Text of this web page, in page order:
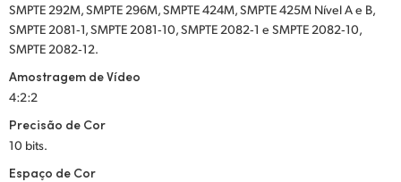
SMPTE 292M, SMPTE 296M, SMPTE 424M, SMPTE 425M Nível A e B,
SMPTE 2081‑1, SMPTE 2081‑10, SMPTE 2082‑1 e SMPTE 2082‑10,
SMPTE 2082‑12.
Amostragem de Vídeo
4:2:2
Precisão de Cor
10 bits.
Espaço de Cor